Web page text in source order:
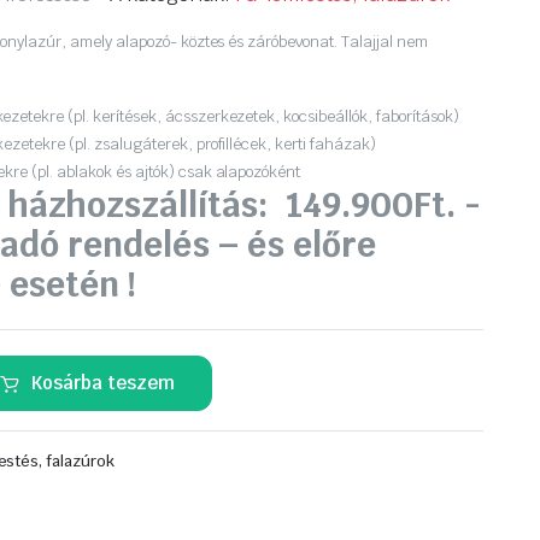
amely alapozó- köztes és záróbevonat. Talajjal nem
(pl. kerítések, ácsszerkezetek, kocsibeállók, faborítások)
(pl. zsalugáterek, profillécek, kerti faházak)
(pl. ablakok és ajtók) csak alapozóként
házhozszállítás: 149.900Ft. -
rendelés – és előre
!
Kosárba teszem
falazúrok